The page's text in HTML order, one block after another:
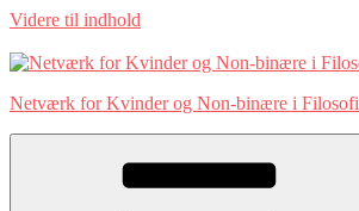
Videre til indhold
Netværk for Kvinder og Non-binære i Filosofi